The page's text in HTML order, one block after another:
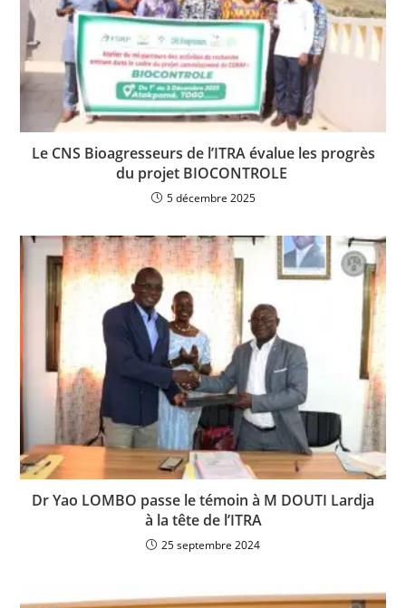
Le CNS Bioagresseurs de l’ITRA évalue les progrès
du projet BIOCONTROLE
5 décembre 2025
Dr Yao LOMBO passe le témoin à M DOUTI Lardja
à la tête de l’ITRA
25 septembre 2024